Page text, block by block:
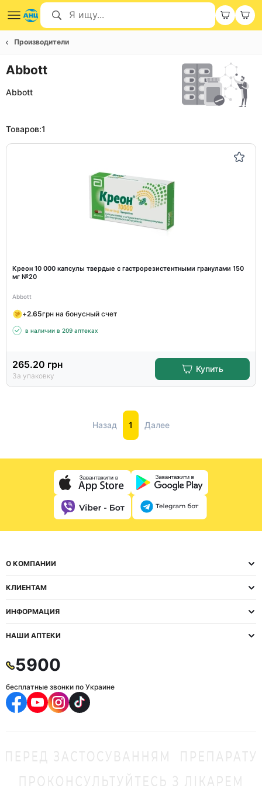
Производители
Abbott
Abbott
Товаров:1
Креон 10 000 капсулы твердые с гастрорезистентными гранулами 150
мг №20
Abbott
+2.65грн на бонусный счет
в наличии в 209 аптеках
265.20 грн
За упаковку
Купить
Назад 1 Далее
О КОМПАНИИ
КЛИЕНТАМ
ИНФОРМАЦИЯ
НАШИ АПТЕКИ
5900
бесплатные звонки по Украине